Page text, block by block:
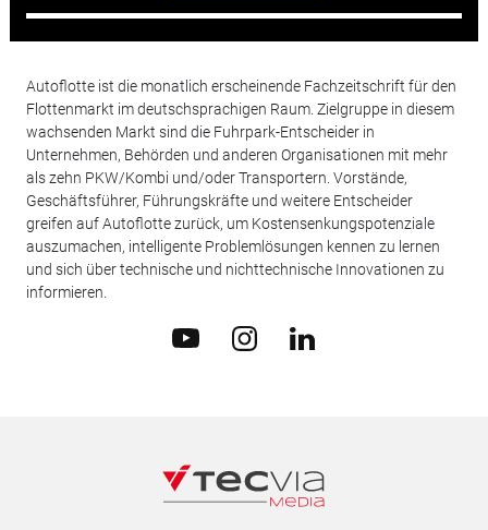
Autoflotte ist die monatlich erscheinende Fachzeitschrift für den
Flottenmarkt im deutschsprachigen Raum. Zielgruppe in diesem
wachsenden Markt sind die Fuhrpark-Entscheider in
Unternehmen, Behörden und anderen Organisationen mit mehr
als zehn PKW/Kombi und/oder Transportern. Vorstände,
Geschäftsführer, Führungskräfte und weitere Entscheider
greifen auf Autoflotte zurück, um Kostensenkungspotenziale
auszumachen, intelligente Problemlösungen kennen zu lernen
und sich über technische und nichttechnische Innovationen zu
informieren.